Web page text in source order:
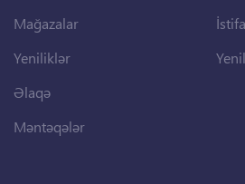
Mağazalar
Yeniliklər
Əlaqə
Məntəqələr